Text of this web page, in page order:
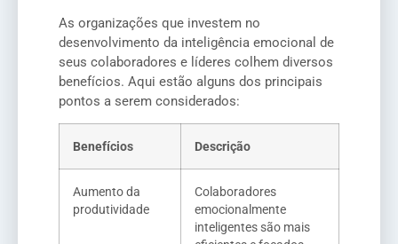
As organizações que investem no
desenvolvimento da inteligência emocional de
seus colaboradores e líderes colhem diversos
benefícios. Aqui estão alguns dos principais
pontos a serem considerados:
Benefícios Descrição
Aumento da
produtividade
Colaboradores
emocionalmente
inteligentes são mais